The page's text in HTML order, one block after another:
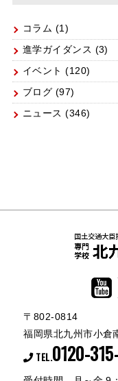
コラム (1)
進学ガイダンス (3)
イベント (120)
ブログ (97)
ニュース (346)
〒802-0814
福岡県北九州市小倉
TEL.0120-